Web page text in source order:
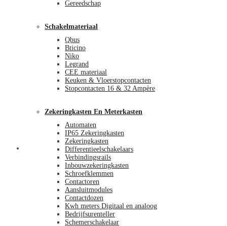
Gereedschap
Schakelmateriaal
Qbus
Bticino
Niko
Legrand
CEE materiaal
Keuken & Vloerstopcontacten
Stopcontacten 16 & 32 Ampère
Zekeringkasten En Meterkasten
Automaten
IP65 Zekeringkasten
Zekeringkasten
Differentieelschakelaars
Verbindingsrails
Inbouwzekeringkasten
Schroefklemmen
Contactoren
Aansluitmodules
Contactdozen
Kwh meters Digitaal en analoog
Bedrijfsurenteller
Schemerschakelaar